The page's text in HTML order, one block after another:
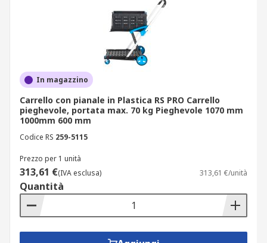
In magazzino
Carrello con pianale in Plastica RS PRO Carrello
pieghevole, portata max. 70 kg Pieghevole 1070 mm
1000mm 600 mm
Codice RS 259-5115
Prezzo per 1 unità
313,61 €(IVA esclusa) 313,61 €/unità
Quantità